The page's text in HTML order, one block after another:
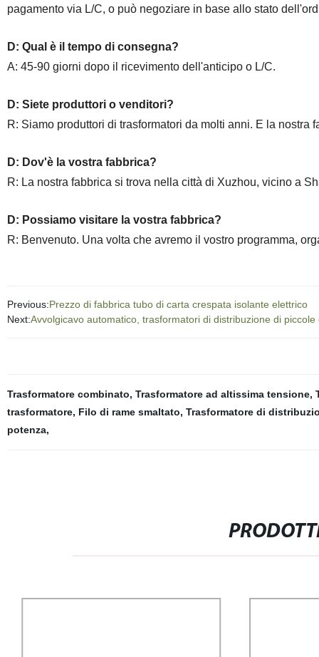
pagamento via L/C, o può negoziare in base allo stato
D: Qual è il tempo di consegna?
A: 45-90 giorni dopo il ricevimento dell'anticipo o L/C.
D: Siete produttori o venditori?
R: Siamo produttori di trasformatori da molti anni. E la nostra
D: Dov'è la vostra fabbrica?
R: La nostra fabbrica si trova nella città di Xuzhou, vicino a
D: Possiamo visitare la vostra fabbrica?
R: Benvenuto. Una volta che avremo il vostro programma,
Previous:Prezzo di fabbrica tubo di carta crespata isolante elettrico
Next:Avvolgicavo automatico, trasformatori di distribuzione di
Trasformatore combinato, Trasformatore ad altissima tensione,
trasformatore, Filo di rame smaltato, Trasformatore di
potenza,